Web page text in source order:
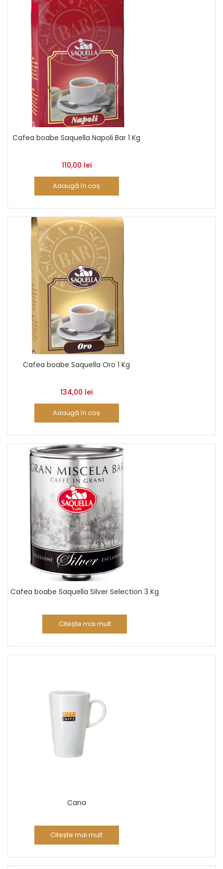
Cafea boabe Saquella Napoli Bar 1 Kg
110,00 lei
Adaugă în coș
Cafea boabe Saquella Oro 1 Kg
134,00 lei
Adaugă în coș
Cafea boabe Saquella Silver Selection 3 Kg
Citește mai mult
Cana
Citește mai mult